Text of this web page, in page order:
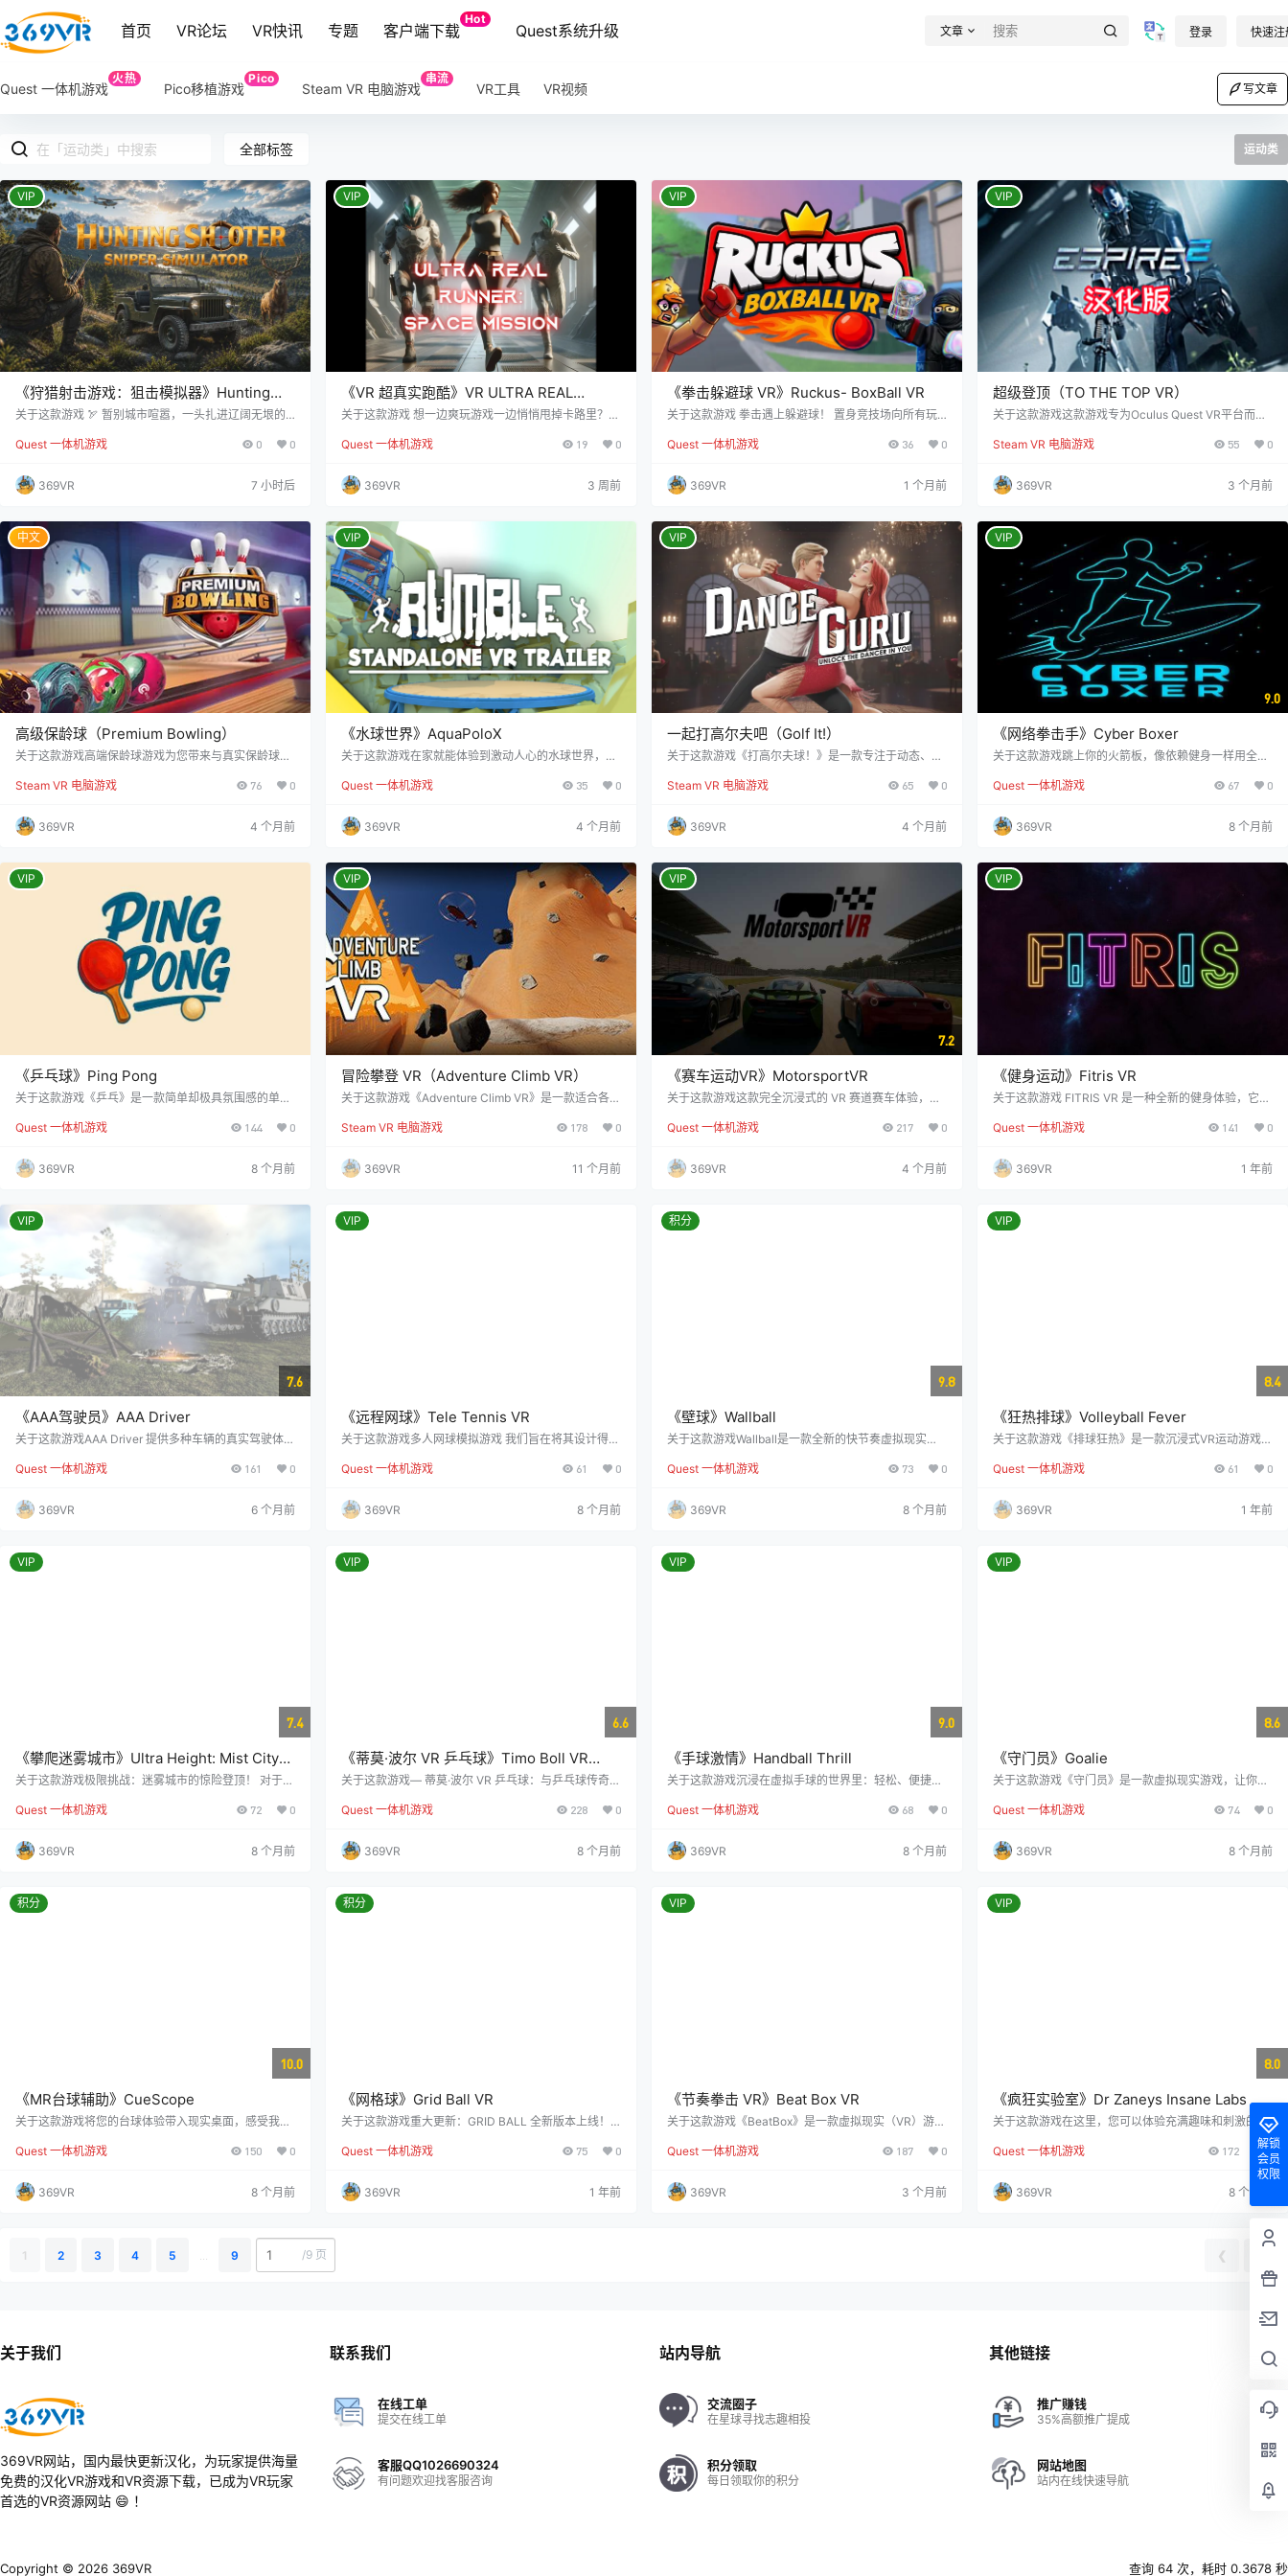
首页 VR论坛 VR快讯 专题 客户端下载
Hot
Quest系统升级 文章 登录 快速注
Quest 一体机游戏
火热
Pico移植游戏
Pico
Steam VR 电脑游戏
串流
VR工具 VR视频 写文章
全部标签 运动类
VIP
《狩猎射击游戏：狙击模拟器》Hunting
Shooter: Sniper Simulator
关于这款游戏 🏹 暂别城市喧嚣，一头扎进辽阔无垠的
专为VR打造的最硬核、超远距的沉浸式狩猎体验——你
踪猎物踪迹，所有收获全凭你的狩猎实力说话。 🔥 硬
核玩法称霸荒野 ✅ 真实弹道模拟：完全还原真实弹道力
下坠幅度，每一枪都考验你的判断力与果决，稍有偏差
就会…
Quest 一体机游戏 0 0
369VR 7 小时后
VIP
《VR 超真实跑酷》VR ULTRA REAL
RUNNER: Space Mission
关于这款游戏 想一边爽玩游戏一边悄悄甩掉卡路里？Ul
EAL RUNNER》，让你玩得尽兴的同时轻松完成运动锻
适配不同需求还能叠加锻炼buff ▫️ 脚动模式：原地跑/
踏步就能直接操控游戏内角色移动，完全不需要额外手
锻炼，运动效果直…
Quest 一体机游戏 19 0
369VR 3 周前
VIP
《拳击躲避球 VR》Ruckus- BoxBall VR
关于这款游戏 拳击遇上躲避球！ 置身竞技场向所有玩
中倒地。累计击倒次数最高的玩家，就能加冕竞技场之
热血对决吧！ 《RUCKUS》是一款主打滑稽爆笑、混
乱上头又考验操作技巧的免费多人VR游戏，仅靠手臂挥
Quest 一体机游戏 36 0
369VR 1 个月前
VIP
超级登顶（TO THE TOP VR）
关于这款游戏这款游戏专为Oculus Quest VR平台而设
面对35个关卡中的新障碍和挑战。您可以竞速以争取最
到经典平台游戏（如《超级马里奥》系列）的启发，但
以全新的方式重新诠释了这些概念。它为虚拟现实带来
技巧并掌握游戏。 游戏控制简单易上手，适合新手和…
Steam VR 电脑游戏 55 0
369VR 3 个月前
中文
高级保龄球（Premium Bowling）
关于这款游戏高端保龄球游戏为您带来与真实保龄球几
游戏，尽情享受十瓶保龄球的乐趣！参与多人竞技，挑
脱颖而出。 主要特点： 支持虚拟现实和显示器游戏 优
秀的保龄球物理引擎 多个华丽的保龄球馆供您选择 丰
不断更新的玩家排名 电子竞技风格的周赛和月赛 支持
团队…
Steam VR 电脑游戏 76 0
369VR 4 个月前
VIP
《水球世界》AquaPoloX
关于这款游戏在家就能体验到激动人心的水球世界，尽
REAL 增强现实眼镜驱动，让您亲身感受水花飞溅的刺
端的增强现实技术，您可以体验超逼真的比赛场景，和
虚拟教练一起训练，与好友在震撼的虚拟赛场上展开激
手，AquaPolo X 都为您提供充满趣味与挑…
Quest 一体机游戏 35 0
369VR 4 个月前
VIP
一起打高尔夫吧（Golf It!）
关于这款游戏《打高尔夫球！》是一款专注于动态、有
之一是多人编辑器，您可以与朋友们一起在其中构建并
图，每张地图都有18个洞，分别是：草地、冬季土地、
墓地、矿山、海盗湾和玉庙。每一张地图都拥有独特的
产供您使用，您可以在多人编辑器中自由组合这些元
素，创建出完全…
Steam VR 电脑游戏 65 0
369VR 4 个月前
VIP
9.0
《网络拳击手》Cyber Boxer
关于这款游戏跳上你的火箭板，像依赖健身一样用全力
款高强度的虚拟现实健身游戏，将拳击、有氧运动与节
验。在太空飞行中，随着激烈的EDM音乐节奏，你将击
打发光的靶子并躲避障碍，享受一场充满挑战的锻炼。
bstep音乐 反应训练目标与动态障碍 内…
Quest 一体机游戏 67 0
369VR 8 个月前
VIP
《乒乓球》Ping Pong
关于这款游戏《乒乓》是一款简单却极具氛围感的单人
内含有八张风格各异的地图，每一张地图都拥有自己独
景，种类丰富，令人耳目一新。虽然游戏规模较小，内
容精简，但凭借精心设计的音效和轻松愉悦的氛围，它
乐趣。 游戏操作简单易上手，富有吸引力，是您在虚拟
现实中尽享乒乓…
Quest 一体机游戏 144 0
369VR 8 个月前
VIP
冒险攀登 VR（Adventure Climb VR）
关于这款游戏《Adventure Climb VR》是一款适合各个
戏将高强度的攀岩技巧与由资深攀岩者设计的挑战性谜
刺，挑战朋友的时间记录，探索隐藏的彩蛋，避开障
碍，发现秘密地点……你可以自由选择游戏的方式！ 背
Steam VR 电脑游戏 178 0
369VR 11 个月前
VIP
7.2
《赛车运动VR》MotorsportVR
关于这款游戏这款完全沉浸式的 VR 赛道赛车体验，将
择手动或自动换挡，尽享速度与激情。在每一个弯道
论您是初学者还是经验丰富的赛车手，挑战性的赛道都
在等待您的挑战。从第一天开始，您就能驾驶四辆风格
览视频
Quest 一体机游戏 217 0
369VR 4 个月前
VIP
《健身运动》Fitris VR
关于这款游戏 FITRIS VR 是一种全新的健身体验，它不
制下落的积木，提升你的分数，同时进行有氧体重锻
转 跳跃动作 —— 快速下降 创意激发 —— 在迷你游戏
中收集创意积木。 身心训练 —— 测试并增强你的身心
Quest 一体机游戏 141 0
369VR 1 年前
VIP
7.6
《AAA驾驶员》AAA Driver
关于这款游戏AAA Driver 提供多种车辆的真实驾驶体
驾驶物理模拟 停车技巧 超车技巧 安全驾驶训练 驾照练
Quest 一体机游戏 161 0
369VR 6 个月前
VIP
《远程网球》Tele Tennis VR
关于这款游戏多人网球模拟游戏 我们旨在将其设计得更
以与智能机器人进行练习，和专业网球教练共同训练，
Quest 一体机游戏 61 0
369VR 8 个月前
积分
9.8
《壁球》Wallball
关于这款游戏Wallball是一款全新的快节奏虚拟现实球
门，同时防止对方将球打入你的球门得分。它既不像网
击打到四面墙壁，试图通过墙面将球打过你时，Wallbal
l将让你心跳加速。你能守住自己的球门，并成功反击
取…
Quest 一体机游戏 73 0
369VR 8 个月前
VIP
8.4
《狂热排球》Volleyball Fever
关于这款游戏《排球狂热》是一款沉浸式VR运动游戏，
情挥洒汗水，体验沙滩排球的激情！ 真实物理引擎 支
屿场景 预览视频
Quest 一体机游戏 61 0
369VR 1 年前
VIP
7.4
《攀爬迷雾城市》Ultra Height: Mist City
Climb
关于这款游戏极限挑战：迷雾城市的惊险登顶！ 对于初
在这座城市的最高点进行攀登，感受极限的高度！ 对于
性的健身、平台跳跃以及攀爬游戏。游戏包含40个关
卡，难度逐渐提升，同时还有奖励关卡和专为VR健身设
成迷雾城…
Quest 一体机游戏 72 0
369VR 8 个月前
VIP
6.6
《蒂莫·波尔 VR 乒乓球》Timo Boll VR
Table Tennis
关于这款游戏— 蒂莫·波尔 VR 乒乓球：与乒乓球传奇共
像是在 Nintendo Switch Sports 上与超逼真的蒂莫·波
真是太棒了！这是一段极棒的体验！” – Grunge63 “体
验旋转，掌控回合，感受前所未有的 VR 乒乓球快感！”
Quest 一体机游戏 228 0
369VR 8 个月前
VIP
9.0
《手球激情》Handball Thrill
关于这款游戏沉浸在虚拟手球的世界里：轻松、便捷的
的环境中磨练您的球技。这款创新的VR手球模拟游戏专
的队伍，开启精彩的比赛。 无与伦比的舒适体验：优化
的运动机制，最大限度地减少VR使用时的不适感。您可
充满活…
Quest 一体机游戏 68 0
369VR 8 个月前
VIP
8.6
《守门员》Goalie
关于这款游戏《守门员》是一款虚拟现实游戏，让你化
人，适合各个年龄段的玩家。它不仅是日常锻炼的好选
将置身于一个充满乐趣与沉浸感的环境中，锻炼反应速
度和手眼协调能力。游戏操作直观，物理效果真实，让
等什么？戴上VR头…
Quest 一体机游戏 74 0
369VR 8 个月前
积分
10.0
《MR台球辅助》CueScope
关于这款游戏将您的台球体验带入现实桌面，感受我们
实时展示每次击球的轨迹，彻底改变您的台球游戏方
实比赛体验的前提下，极大提升您的游戏感受。这并不
是虚拟现实体验哦 :) 我们的混合现实技术能在您比赛时
Quest 一体机游戏 150 0
369VR 8 个月前
积分
《网格球》Grid Ball VR
关于这款游戏重大更新：GRID BALL 全新版本上线！
全新模式登场！迎战源源不断的无情攻击者——BIT。
你需要巧妙运用各种能力，制定防御策略，保护你的G
RID免遭BIT的攻击！更新还新增了排行榜，挑战自己，
Quest 一体机游戏 75 0
369VR 1 年前
VIP
《节奏拳击 VR》Beat Box VR
关于这款游戏《BeatBox》是一款虚拟现实（VR）游
中，玩家将沉浸在一个充满节奏感的世界里，通过拳
沮丧。结合肢体动作与迷人的视觉效果，游戏为紧张的
玩家提供了一个放松身心的有效途径，既有趣又能有效
Quest 一体机游戏 187 0
369VR 3 个月前
VIP
8.0
《疯狂实验室》Dr Zaneys Insane Labs
关于这款游戏在这里，您可以体验充满趣味和刺激的物
理实验室和迷你游戏，适合各个年龄段的玩家，是家庭
娱乐的理想选择。 特点： 完全基于物理引擎的游戏体
新，带来更多实验室和迷你游戏！ 未来更新将免费为所
有现有实验室添加更多课程、物体、玩具和设备！ 您可
量、功率等参数，尽情发挥创意！ 流畅的运动效果，支
Quest 一体机游戏 172 0
369VR 8 个月前
1 2 3 4 5 9 /9 页 ❮
解锁
会员
权限
关于我们
369VR网站，国内最快更新汉化，为玩家提供海量
免费的汉化VR游戏和VR资源下载，已成为VR玩家
首选的VR资源网站 😄 ！
联系我们
在线工单
提交在线工单
客服QQ1026690324
有问题欢迎找客服咨询
站内导航
交流圈子
在星球寻找志趣相投
积分领取
每日领取你的积分
其他链接
推广赚钱
35%高额推广提成
网站地图
站内在线快速导航
Copyright © 2026 369VR 查询 64 次，耗时 0.3678 秒